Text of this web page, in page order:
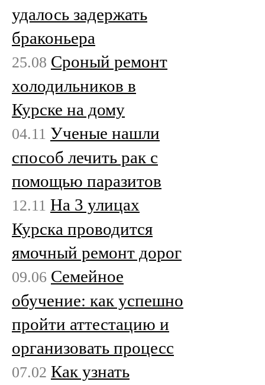
удалось задержать
браконьера
25.08 Сроный ремонт
холодильников в
Курске на дому
04.11 Ученые нашли
способ лечить рак с
помощью паразитов
12.11 На 3 улицах
Курска проводится
ямочный ремонт дорог
09.06 Семейное
обучение: как успешно
пройти аттестацию и
организовать процесс
07.02 Как узнать